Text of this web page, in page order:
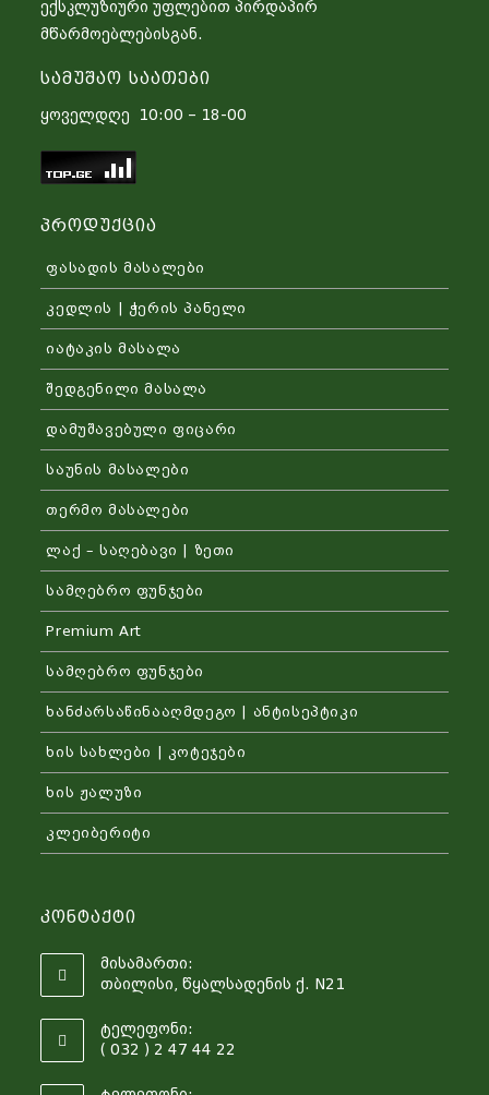
ექსკლუზიური უფლებით პირდაპირ
მწარმოებლებისგან.
Სამუშაო Საათები
ყოველდღე 10:00 – 18-00
Პროდუქცია
ფასადის მასალები
კედლის | ჭერის პანელი
იატაკის მასალა
შედგენილი მასალა
დამუშავებული ფიცარი
საუნის მასალები
თერმო მასალები
ლაქ – საღებავი | ზეთი
სამღებრო ფუნჯები
Premium Art
სამღებრო ფუნჯები
ხანძარსაწინააღმდეგო | ანტისეპტიკი
ხის სახლები | კოტეჯები
ხის ჟალუზი
კლეიბერიტი
Კონტაქტი
მისამართი:
თბილისი, წყალსადენის ქ. N21
ტელეფონი:
( 032 ) 2 47 44 22